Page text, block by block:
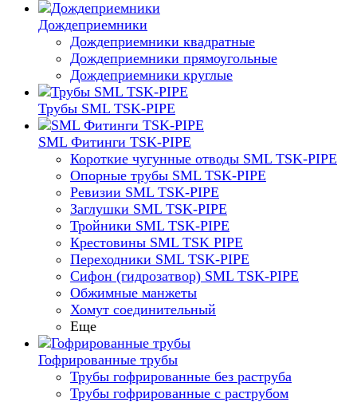
Дождеприемники
Дождеприемники квадратные
Дождеприемники прямоугольные
Дождеприемники круглые
Трубы SML TSK-PIPE
SML Фитинги TSK-PIPE
Короткие чугунные отводы SML TSK-PIPE
Опорные трубы SML TSK-PIPE
Ревизии SML TSK-PIPE
Заглушки SML TSK-PIPE
Тройники SML TSK-PIPE
Крестовины SML TSK PIPE
Переходники SML TSK-PIPE
Сифон (гидрозатвор) SML TSK-PIPE
Обжимные манжеты
Хомут соединительный
Еще
Гофрированные трубы
Трубы гофрированные без раструба
Трубы гофрированные с раструбом